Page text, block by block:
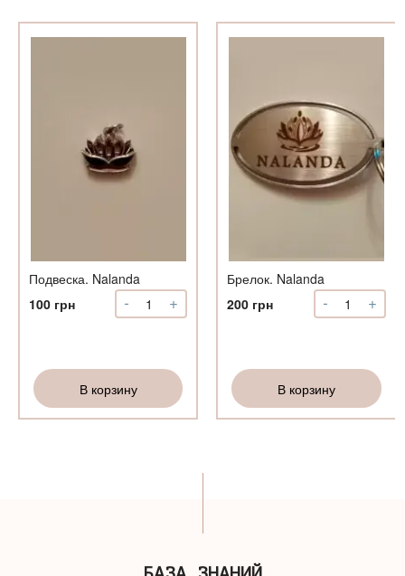
Подвеска. Nalanda
100 грн -
Количество
Подвеска.
+
В корзину
Брелок. Nalanda
200 грн -
Количество
Брелок.
+
В корзину